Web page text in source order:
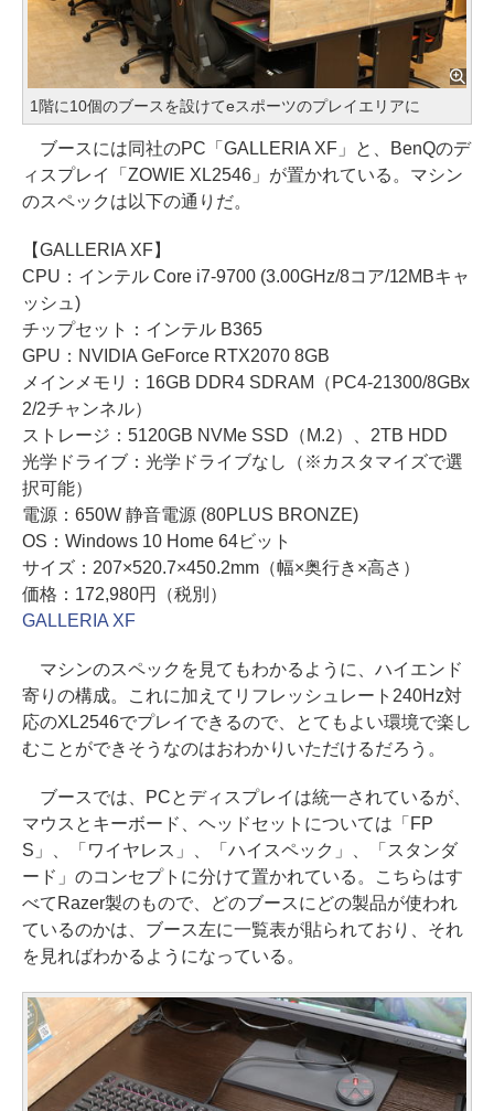
1階に10個のブースを設けてeスポーツのプレイエリアに
ブースには同社のPC「GALLERIA XF」と、BenQのデ
ィスプレイ「ZOWIE XL2546」が置かれている。マシン
のスペックは以下の通りだ。
【GALLERIA XF】
CPU：インテル Core i7-9700 (3.00GHz/8コア/12MBキャ
ッシュ)
チップセット：インテル B365
GPU：NVIDIA GeForce RTX2070 8GB
メインメモリ：16GB DDR4 SDRAM（PC4-21300/8GBx
2/2チャンネル）
ストレージ：5120GB NVMe SSD（M.2）、2TB HDD
光学ドライブ：光学ドライブなし（※カスタマイズで選
択可能）
電源：650W 静音電源 (80PLUS BRONZE)
OS：Windows 10 Home 64ビット
サイズ：207×520.7×450.2mm（幅×奥行き×高さ）
価格：172,980円（税別）
GALLERIA XF
マシンのスペックを見てもわかるように、ハイエンド
寄りの構成。これに加えてリフレッシュレート240Hz対
応のXL2546でプレイできるので、とてもよい環境で楽し
むことができそうなのはおわかりいただけるだろう。
ブースでは、PCとディスプレイは統一されているが、
マウスとキーボード、ヘッドセットについては「FP
S」、「ワイヤレス」、「ハイスペック」、「スタンダ
ード」のコンセプトに分けて置かれている。こちらはす
べてRazer製のもので、どのブースにどの製品が使われ
ているのかは、ブース左に一覧表が貼られており、それ
を見ればわかるようになっている。